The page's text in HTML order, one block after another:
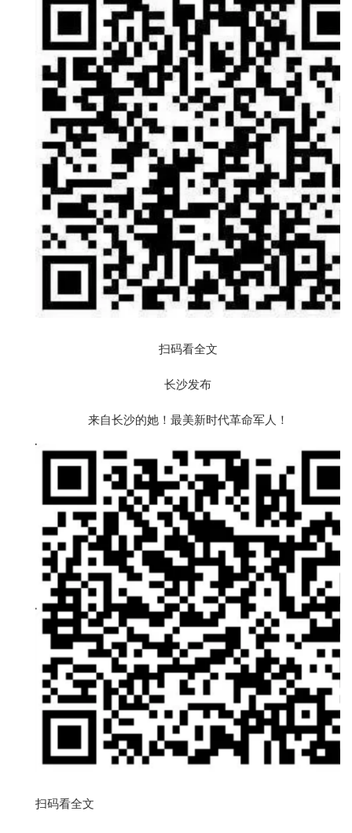
扫码看全文
长沙发布
来自长沙的她！最美新时代革命军人！
扫码看全文